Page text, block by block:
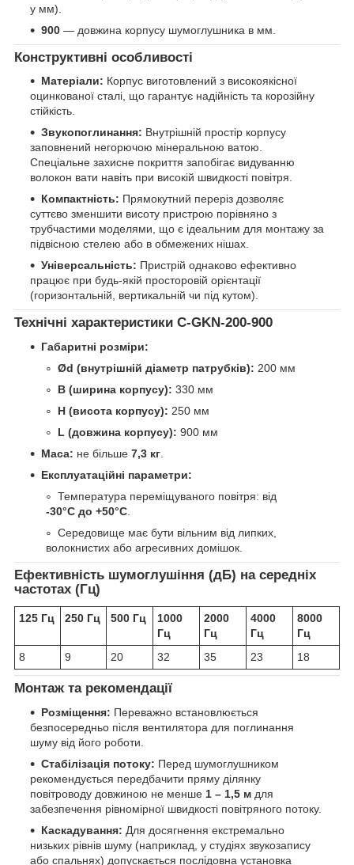
у мм).
900 — довжина корпусу шумоглушника в мм.
Конструктивні особливості
Матеріали: Корпус виготовлений з високоякісної
оцинкованої сталі, що гарантує надійність та корозійну
стійкість.
Звукопоглинання: Внутрішній простір корпусу
заповнений негорючою мінеральною ватою.
Спеціальне захисне покриття запобігає видуванню
волокон вати навіть при високій швидкості повітря.
Компактність: Прямокутний переріз дозволяє
суттєво зменшити висоту пристрою порівняно з
трубчастими моделями, що є ідеальним для монтажу за
підвісною стелею або в обмежених нішах.
Універсальність: Пристрій однаково ефективно
працює при будь-якій просторовій орієнтації
(горизонтальній, вертикальній чи під кутом).
Технічні характеристики C-GKN-200-900
Габаритні розміри:
Ød (внутрішній діаметр патрубків): 200 мм
B (ширина корпусу): 330 мм
H (висота корпусу): 250 мм
L (довжина корпусу): 900 мм
Маса: не більше 7,3 кг
Експлуатаційні параметри:
Температура переміщуваного повітря: від
-30°C до +50°C
Середовище має бути вільним від липких,
волокнистих або агресивних домішок.
Ефективність шумоглушіння (дБ) на середніх
частотах (Гц)
125 Гц 250 Гц 500 Гц
1000
Гц
2000
Гц
4000
Гц
8000
Гц
8
9 20 32 35 23 18
Монтаж та рекомендації
Розміщення: Переважно встановлюється
безпосередньо після вентилятора для поглинання
шуму від його роботи.
Стабілізація потоку: Перед шумоглушником
рекомендується передбачити пряму ділянку
повітроводу довжиною не менше 1 – 1,5 м для
забезпечення рівномірної швидкості повітряного потоку.
Каскадування: Для досягнення екстремально
низьких рівнів шуму (наприклад, у студіях звукозапису
або спальнях) допускається послідовна установка